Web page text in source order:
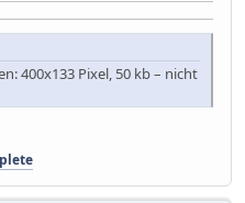
400x133 Pixel, 50 kb – nicht